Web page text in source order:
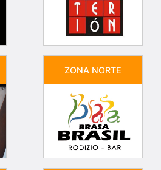
ZONA NORTE